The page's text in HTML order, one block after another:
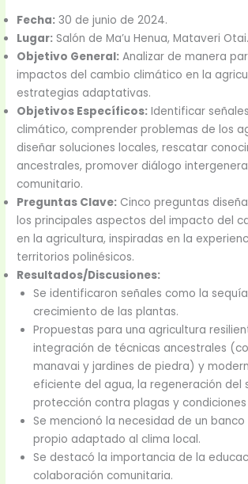
Fecha: 30 de junio de 2024.
Lugar: Salón de Ma’u Henua, Mataveri Otai.
Objetivo General: Analizar de manera
impactos del cambio climático en la
estrategias adaptativas.
Objetivos Específicos: Identificar
climático, comprender problemas de los
diseñar soluciones locales, rescatar
ancestrales, promover diálogo
comunitario.
Preguntas Clave: Cinco preguntas
los principales aspectos del impacto del
en la agricultura, inspiradas en la
territorios polinésicos.
Resultados/Discusiones:
Se identificaron señales como la
crecimiento de las plantas.
Propuestas para una agricultura
integración de técnicas ancestrales
manavai y jardines de piedra) y
eficiente del agua, la regeneración del
protección contra plagas y condiciones
Se mencionó la necesidad de un banco
propio adaptado al clima local.
Se destacó la importancia de la
colaboración comunitaria.